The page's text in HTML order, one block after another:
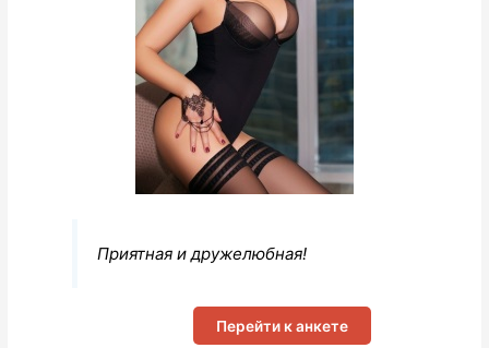
Приятная и дружелюбная!
Перейти к анкете